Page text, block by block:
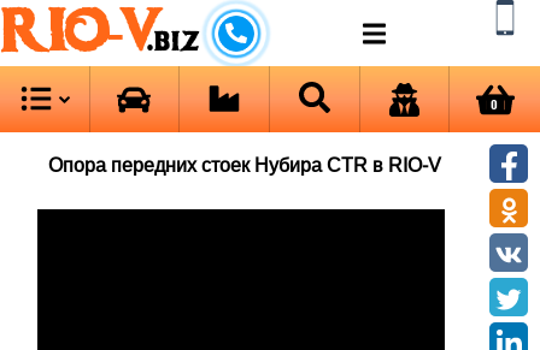
RIO-V.biz
0
Опора передних стоек Нубира CTR в RIO-V